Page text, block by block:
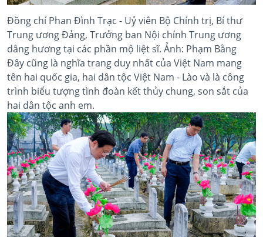
Đồng chí Phan Đình Trạc - Uỷ viên Bộ Chính trị, Bí thư
Trung ương Đảng, Trưởng ban Nội chính Trung ương
dâng hương tại các phần mộ liệt sĩ. Ảnh: Phạm Bằng
Đây cũng là nghĩa trang duy nhất của Việt Nam mang
tên hai quốc gia, hai dân tộc Việt Nam - Lào và là công
trình biểu tượng tình đoàn kết thủy chung, son sắt của
hai dân tộc anh em.